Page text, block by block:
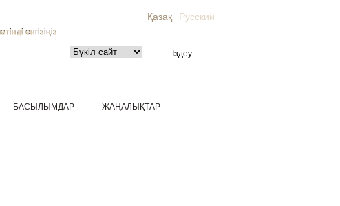
Қазақ Русский
енгізіңіз
БАСЫЛЫМДАР ЖАҢАЛЫҚТАР